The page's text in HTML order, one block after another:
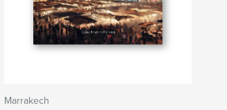
Marrakech